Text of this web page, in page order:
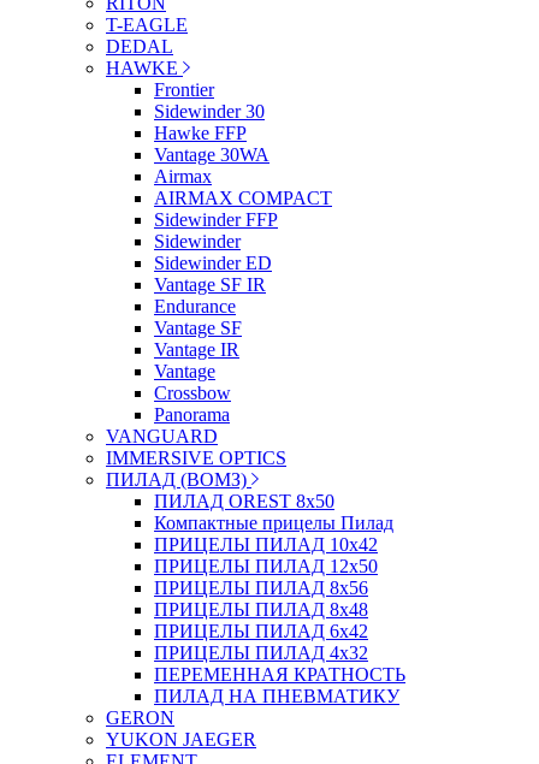
T-EAGLE
DEDAL
HAWKE
Frontier
Sidewinder 30
Hawke FFP
Vantage 30WA
Airmax
AIRMAX COMPACT
Sidewinder FFP
Sidewinder
Sidewinder ED
Vantage SF IR
Endurance
Vantage SF
Vantage IR
Vantage
Crossbow
Panorama
VANGUARD
IMMERSIVE OPTICS
ПИЛАД (ВОМЗ)
ПИЛАД OREST 8х50
Компактные прицелы Пилад
ПРИЦЕЛЫ ПИЛАД 10х42
ПРИЦЕЛЫ ПИЛАД 12х50
ПРИЦЕЛЫ ПИЛАД 8х56
ПРИЦЕЛЫ ПИЛАД 8х48
ПРИЦЕЛЫ ПИЛАД 6х42
ПРИЦЕЛЫ ПИЛАД 4х32
ПЕРЕМЕННАЯ КРАТНОСТЬ
ПИЛАД НА ПНЕВМАТИКУ
GERON
YUKON JAEGER